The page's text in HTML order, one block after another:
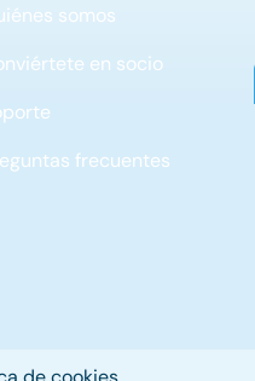
somos
en socio
frecuentes